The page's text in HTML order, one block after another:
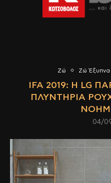
Ζώ Ζώ Έξυπνα
IFA 2019: Η LG
ΠΛΥΝΤΉΡΙΑ
04/